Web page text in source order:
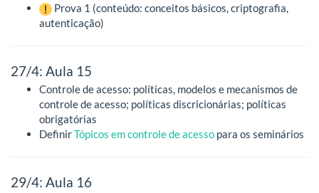
Prova 1 (conteúdo: conceitos básicos, criptografia,
autenticação)
27/4: Aula 15
Controle de acesso: políticas, modelos e mecanismos de
controle de acesso; políticas discricionárias; políticas
obrigatórias
DefinirTópicos em controle de acesso para os seminários
29/4: Aula 16